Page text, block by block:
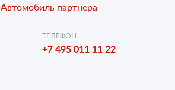
Автомобиль партнера
ТЕЛЕФОН:
+7 495 011 11 22